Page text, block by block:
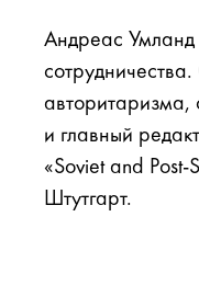
Андреас Умланд
авторитаризма,
и главный
«Soviet and
Штутгарт.